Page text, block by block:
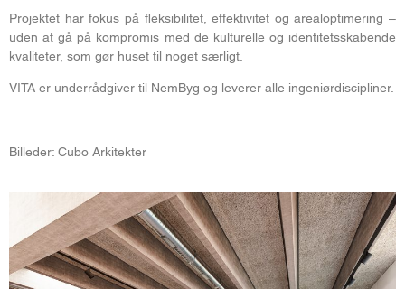
Projektet har fokus på fleksibilitet, effektivitet og arealoptimering –
uden at gå på kompromis med de kulturelle og identitetsskabende
kvaliteter, som gør huset til noget særligt.
VITA er underrådgiver til NemByg og leverer alle ingeniørdiscipliner.
Billeder: Cubo Arkitekter